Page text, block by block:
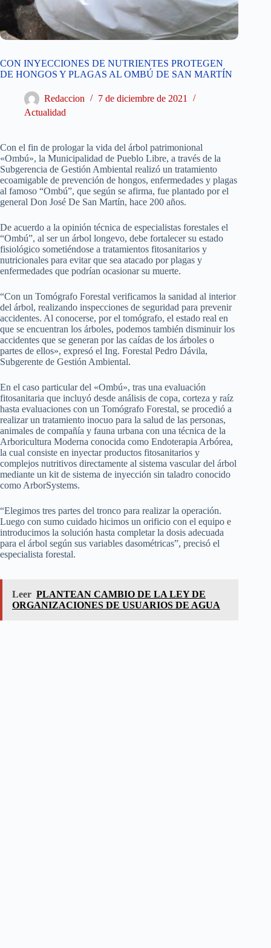
CON INYECCIONES DE NUTRIENTES PROTEGEN
DE HONGOS Y PLAGAS AL OMBÚ DE SAN MARTÍN
Redaccion
7 de diciembre de 2021
Actualidad
Con el fin de prologar la vida del árbol patrimonional
«Ombú», la Municipalidad de Pueblo Libre, a través de la
Subgerencia de Gestión Ambiental realizó un tratamiento
ecoamigable de prevención de hongos, enfermedades y plagas
al famoso “Ombú”, que según se afirma, fue plantado por el
general Don José De San Martín, hace 200 años.
De acuerdo a la opinión técnica de especialistas forestales el
“Ombú”, al ser un árbol longevo, debe fortalecer su estado
fisiológico sometiéndose a tratamientos fitosanitarios y
nutricionales para evitar que sea atacado por plagas y
enfermedades que podrían ocasionar su muerte.
“Con un Tomógrafo Forestal verificamos la sanidad al interior
del árbol, realizando inspecciones de seguridad para prevenir
accidentes. Al conocerse, por el tomógrafo, el estado real en
que se encuentran los árboles, podemos también disminuir los
accidentes que se generan por las caídas de los árboles o
partes de ellos», expresó el Ing. Forestal Pedro Dávila,
Subgerente de Gestión Ambiental.
En el caso particular del «Ombú», tras una evaluación
fitosanitaria que incluyó desde análisis de copa, corteza y raíz
hasta evaluaciones con un Tomógrafo Forestal, se procedió a
realizar un tratamiento inocuo para la salud de las personas,
animales de compañía y fauna urbana con una técnica de la
Arboricultura Moderna conocida como Endoterapia Arbórea,
la cual consiste en inyectar productos fitosanitarios y
complejos nutritivos directamente al sistema vascular del árbol
mediante un kit de sistema de inyección sin taladro conocido
como ArborSystems.
“Elegimos tres partes del tronco para realizar la operación.
Luego con sumo cuidado hicimos un orificio con el equipo e
introducimos la solución hasta completar la dosis adecuada
para el árbol según sus variables dasométricas”, precisó el
especialista forestal.
Leer PLANTEAN CAMBIO DE LA LEY DE
ORGANIZACIONES DE USUARIOS DE AGUA